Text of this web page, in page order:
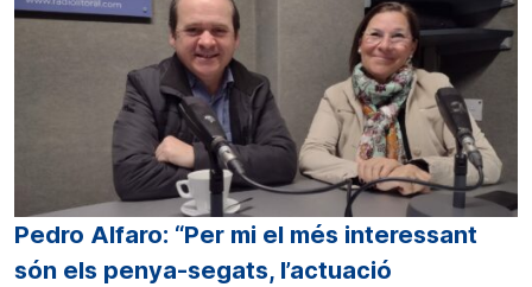
Pedro Alfaro: “Per mi el més interessant
són els penya-segats, l’actuació